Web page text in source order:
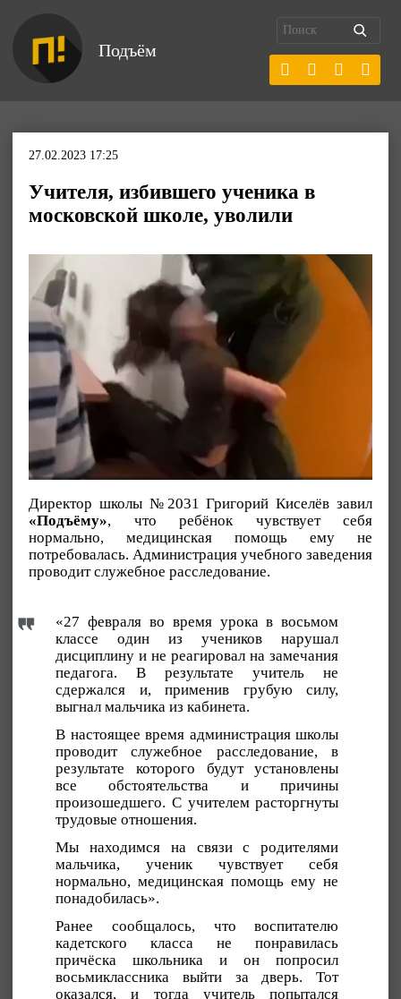
Подъём
27.02.2023 17:25
Учителя, избившего ученика в
московской школе, уволили
Директор школы №2031 Григорий Киселёв завил
«Подъёму», что ребёнок чувствует себя
нормально, медицинская помощь ему не
потребовалась. Администрация учебного заведения
проводит служебное расследование.
«27 февраля во время урока в восьмом
классе один из учеников нарушал
дисциплину и не реагировал на замечания
педагога. В результате учитель не
сдержался и, применив грубую силу,
выгнал мальчика из кабинета.
В настоящее время администрация школы
проводит служебное расследование, в
результате которого будут установлены
все обстоятельства и причины
произошедшего. С учителем расторгнуты
трудовые отношения.
Мы находимся на связи с родителями
мальчика, ученик чувствует себя
нормально, медицинская помощь ему не
понадобилась».
Ранее сообщалось, что воспитателю
кадетского класса не понравилась
причёска школьника и он попросил
восьмиклассника выйти за дверь. Тот
оказался, и тогда учитель попытался